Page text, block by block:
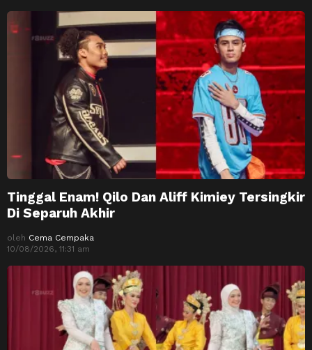
Tinggal Enam! Qilo Dan Aliff Kimiey Tersingkir
Di Separuh Akhir
oleh Cema Cempaka
10/08/2026, 11:31 am